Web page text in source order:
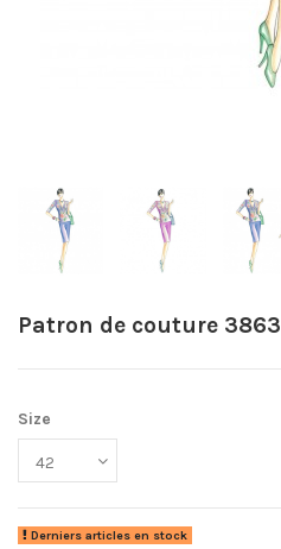
Patron de couture 3863
Size
Derniers articles en stock